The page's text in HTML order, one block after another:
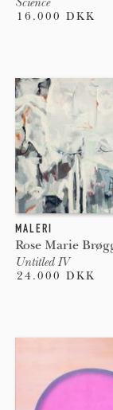
16.000 DKK
MALERI
Rose Marie
Untitled IV
24.000 DKK